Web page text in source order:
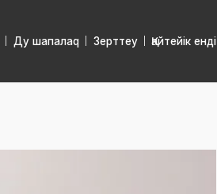
Ду шапалаq Зерттеу Қайтейік енді